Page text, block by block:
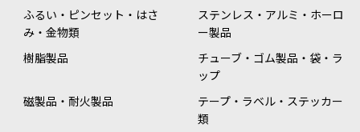
ふるい・ピンセット・はさ
み・金物類
ステンレス・アルミ・ホーロ
ー製品
樹脂製品
チューブ・ゴム製品・袋・ラ
ップ
磁製品・耐火製品
テープ・ラベル・ステッカー
類